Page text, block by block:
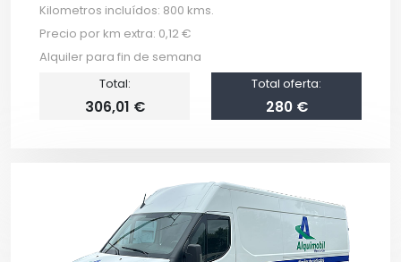
Kilometros incluídos: 800 kms.
Precio por km extra: 0,12 €
Alquiler para fin de semana
Total:
306,01 €
Total oferta:
280 €